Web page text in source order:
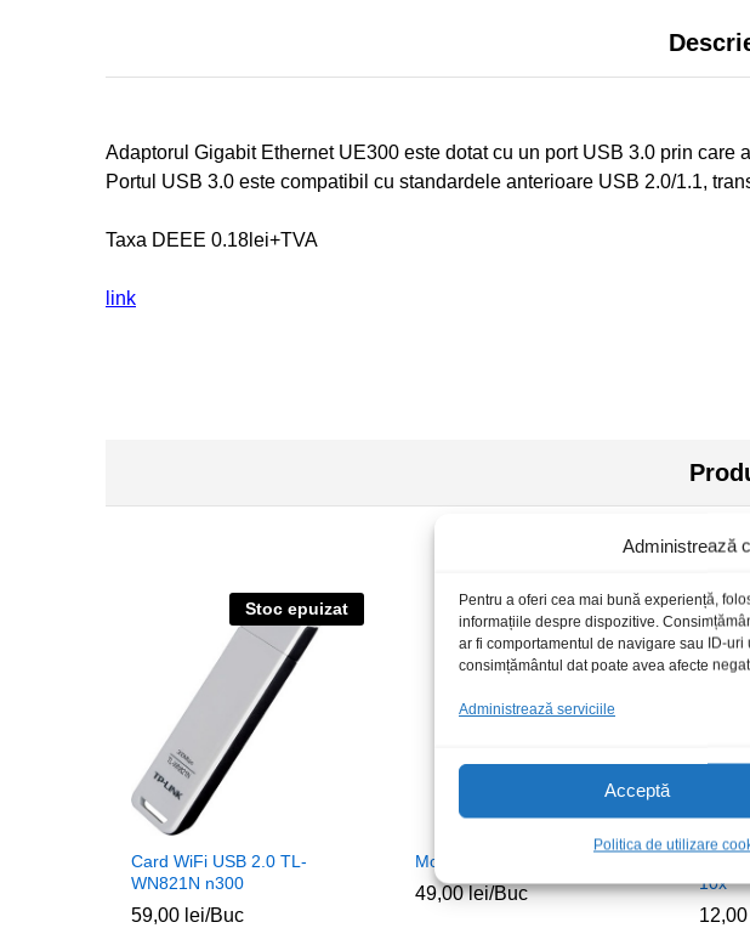
Administrează
Pentru a oferi cea mai bună experiență,
informațiile despre dispozitive.
ar fi comportamentul de navigare sau ID-
consimțământul dat poate avea afecte
Administrează serviciile
Acceptă
Politica de utilizare
Adaptorul Gigabit Ethernet UE300 este dotat cu un port USB 3.0 prin
Portul USB 3.0 este compatibil cu standardele anterioare USB 2.0/1.1,
Taxa DEEE 0.18lei+TVA
link
Stoc epuizat
Card WiFi USB 2.0 TL-
WN821N n300
59,00 lei/Buc
Stoc epuizat
Mouse Genius X-G200 negru
49,00lei/Buc
10x
12,00